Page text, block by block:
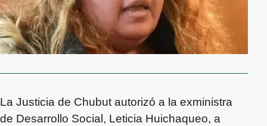
La Justicia de Chubut autorizó a la exministra
de Desarrollo Social, Leticia Huichaqueo, a